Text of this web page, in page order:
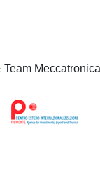
Team Meccatronica